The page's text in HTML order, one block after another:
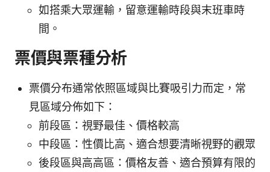
如搭乘大眾運輸，留意運輸時段與末班車時
間。
票價與票種分析
票價分布通常依照區域與比賽吸引力而定，常
見區域分佈如下：
前段區：視野最佳、價格較高
中段區：性價比高、適合想要清晰視野的觀眾
後段區與高高區：價格友善、適合預算有限的